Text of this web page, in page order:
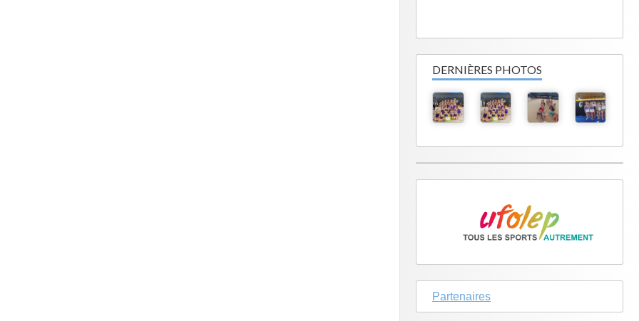
DERNIÈRES PHOTOS
Partenaires